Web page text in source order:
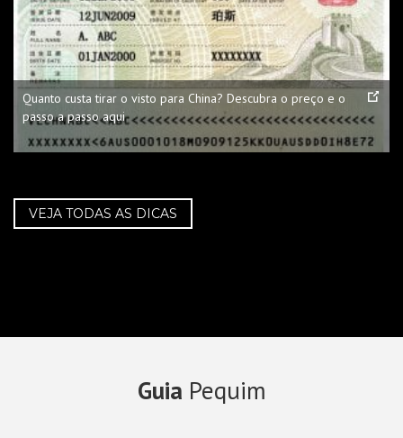
Quanto custa tirar o visto para China? Descubra o preço e o
passo a passo aqui
VEJA TODAS AS DICAS
Guia Pequim